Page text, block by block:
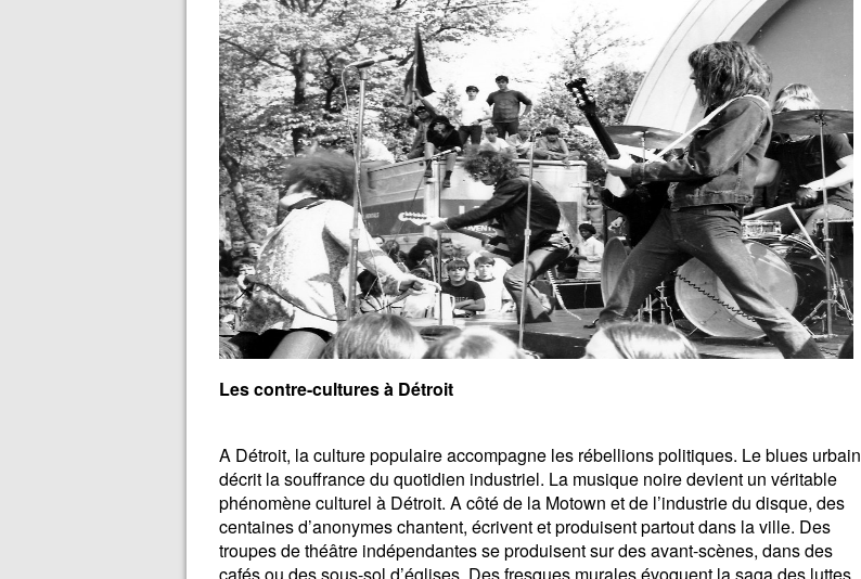
Les contre-cultures à Détroit
A Détroit, la culture populaire accompagne les rébellions politiques. Le blues urbain
décrit la souffrance du quotidien industriel. La musique noire devient un véritable
phénomène culturel à Détroit. A côté de la Motown et de l’industrie du disque, des
centaines d’anonymes chantent, écrivent et produisent partout dans la ville. Des
troupes de théâtre indépendantes se produisent sur des avant-scènes, dans des